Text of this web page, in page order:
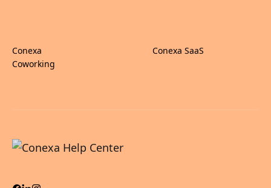
Conexa
Coworking
Conexa SaaS